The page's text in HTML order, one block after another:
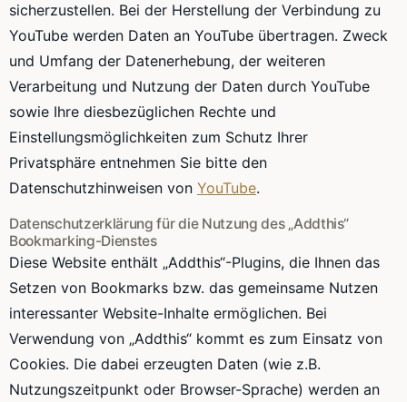
sicherzustellen. Bei der Herstellung der Verbindung zu
YouTube werden Daten an YouTube übertragen. Zweck
und Umfang der Datenerhebung, der weiteren
Verarbeitung und Nutzung der Daten durch YouTube
sowie Ihre diesbezüglichen Rechte und
Einstellungsmöglichkeiten zum Schutz Ihrer
Privatsphäre entnehmen Sie bitte den
Datenschutzhinweisen von YouTube.
Datenschutzerklärung für die Nutzung des „Addthis“
Bookmarking-Dienstes
Diese Website enthält „Addthis“-Plugins, die Ihnen das
Setzen von Bookmarks bzw. das gemeinsame Nutzen
interessanter Website-Inhalte ermöglichen. Bei
Verwendung von „Addthis“ kommt es zum Einsatz von
Cookies. Die dabei erzeugten Daten (wie z.B.
Nutzungszeitpunkt oder Browser-Sprache) werden an